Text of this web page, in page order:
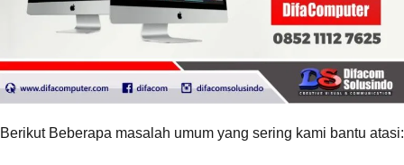
Berikut Beberapa masalah umum yang sering kami bantu atasi: